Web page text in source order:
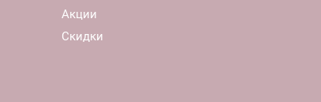
Акции
Скидки